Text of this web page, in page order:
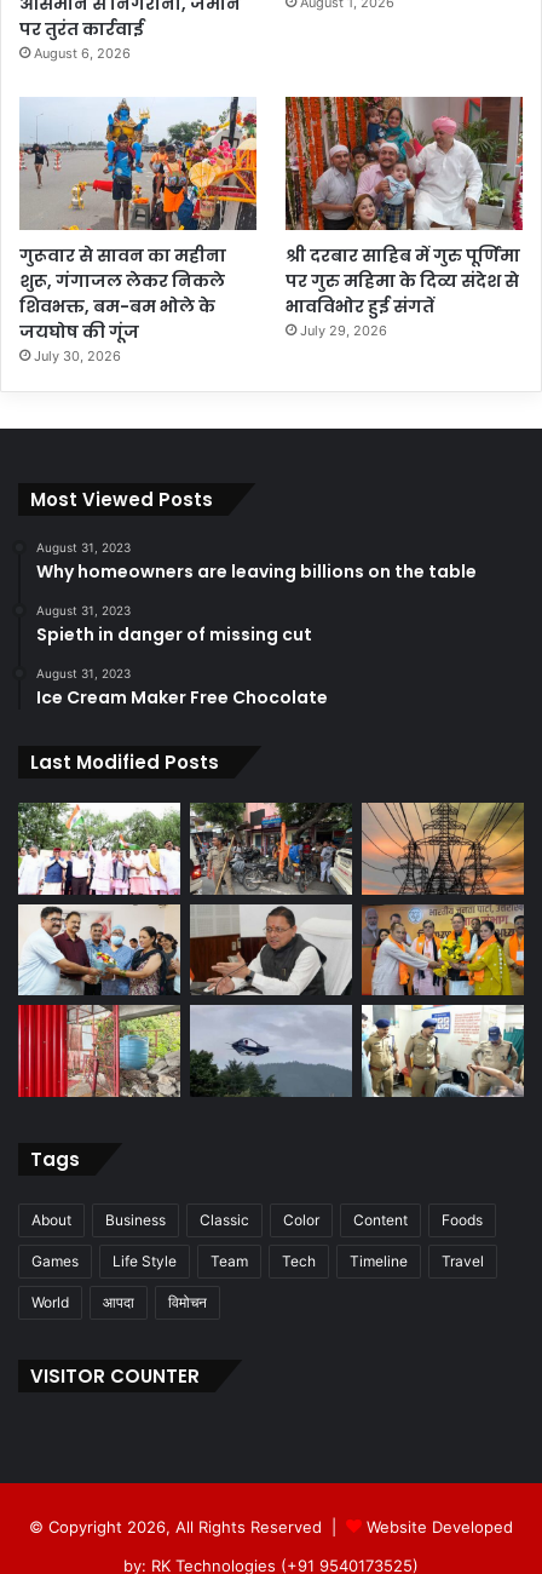
पर तुरंत कार्रवाई
August 6, 2026
गुरूवार से सावन का महीना
शुरू, गंगाजल लेकर निकले
शिवभक्त, बम-बम भोले के
जयघोष की गूंज
July 30, 2026
श्री दरबार साहिब में गुरु पूर्णिमा
पर गुरु महिमा के दिव्य संदेश से
भावविभोर हुई संगतें
July 29, 2026
Most Viewed Posts
August 31, 2023
Why homeowners are leaving billions on the table
August 31, 2023
Spieth in danger of missing cut
August 31, 2023
Ice Cream Maker Free Chocolate
Last Modified Posts
Tags
About Business Classic Color Content Foods
Games Life Style Team Tech Timeline Travel
World आपदा विमोचन
VISITOR COUNTER
© Copyright 2026, All Rights Reserved |
Website Developed
by: RK Technologies (+91 9540173525)